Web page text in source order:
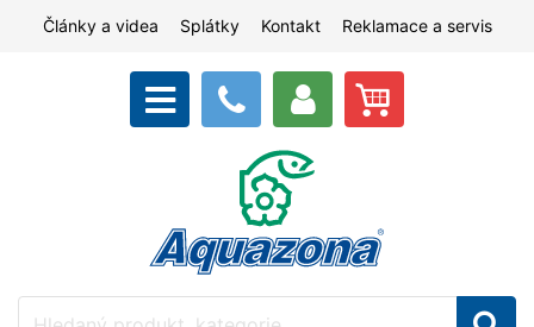
Články a videa Splátky Kontakt Reklamace a servis